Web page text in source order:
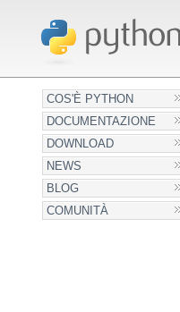
COS'È PYTHON
DOCUMENTAZIONE
DOWNLOAD
NEWS
BLOG
COMUNITÀ